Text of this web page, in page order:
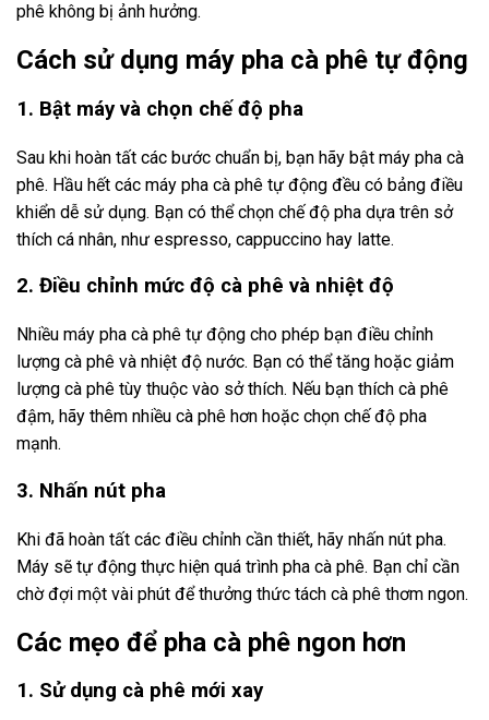
phê không bị ảnh hưởng.
Cách sử dụng máy pha cà phê tự động
1. Bật máy và chọn chế độ pha
Sau khi hoàn tất các bước chuẩn bị, bạn hãy bật máy pha cà
phê. Hầu hết các máy pha cà phê tự động đều có bảng điều
khiển dễ sử dụng. Bạn có thể chọn chế độ pha dựa trên sở
thích cá nhân, như espresso, cappuccino hay latte.
2. Điều chỉnh mức độ cà phê và nhiệt độ
Nhiều máy pha cà phê tự động cho phép bạn điều chỉnh
lượng cà phê và nhiệt độ nước. Bạn có thể tăng hoặc giảm
lượng cà phê tùy thuộc vào sở thích. Nếu bạn thích cà phê
đậm, hãy thêm nhiều cà phê hơn hoặc chọn chế độ pha
mạnh.
3. Nhấn nút pha
Khi đã hoàn tất các điều chỉnh cần thiết, hãy nhấn nút pha.
Máy sẽ tự động thực hiện quá trình pha cà phê. Bạn chỉ cần
chờ đợi một vài phút để thưởng thức tách cà phê thơm ngon.
Các mẹo để pha cà phê ngon hơn
1. Sử dụng cà phê mới xay